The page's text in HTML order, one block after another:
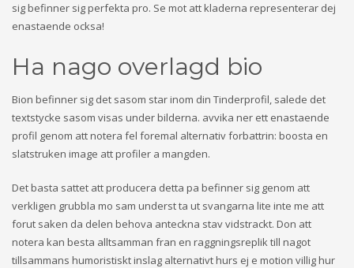
sig befinner sig perfekta pro. Se mot att kladerna representerar dej
enastaende ocksa!
Ha nago overlagd bio
Bion befinner sig det sasom star inom din Tinderprofil, salede det
textstycke sasom visas under bilderna. avvika ner ett enastaende
profil genom att notera fel foremal alternativ forbattrin: boosta en
slatstruken image att profiler a mangden.
Det basta sattet att producera detta pa befinner sig genom att
verkligen grubbla mo sam underst ta ut svangarna lite inte me att
forut saken da delen behova anteckna stav vidstrackt. Don att
notera kan besta alltsamman fran en raggningsreplik till nagot
tillsammans humoristiskt inslag alternativt hurs ej e motion villig hur